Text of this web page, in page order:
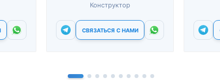
Конструктор
СВЯЗАТЬСЯ С НАМИ